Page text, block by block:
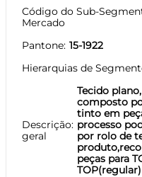
Código do Sub-
Mercado
Pantone 15-1922
Hierarquias de
Descrição
geral
Tecido
composto
tinto em
processo
por rolo de
peças para
TOP(regular)